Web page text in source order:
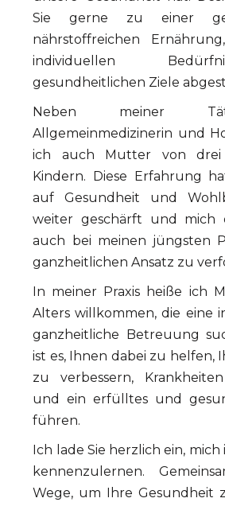
Sie gerne zu einer
nährstoffreichen
individuellen
gesundheitlichen Ziele
Neben meiner
Allgemeinmedizinerin und
ich auch Mutter von drei
Kindern. Diese Erfahrung
auf Gesundheit und
weiter geschärft und mich
auch bei meinen jüngsten
ganzheitlichen Ansatz zu
In meiner Praxis heiße ich
Alters willkommen, die eine
ganzheitliche Betreuung
ist es, Ihnen dabei zu helfen,
zu verbessern,
und ein erfülltes und
führen.
Ich lade Sie herzlich ein, mich
kennenzulernen.
Wege, um Ihre Gesundheit